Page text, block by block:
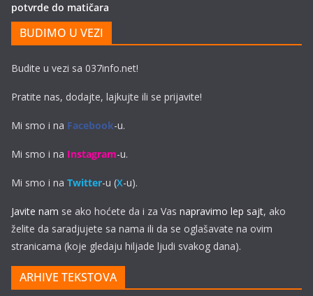
potvrde do matičara
BUDIMO U VEZI
Budite u vezi sa 037info.net!
Pratite nas, dodajte, lajkujte ili se prijavite!
Mi smo i na Facebook-u.
Mi smo i na Instagram-u.
Mi smo i na Twitter-u (X-u).
Javite nam se ako hoćete da i za Vas napravimo lep sajt, ako
želite da saradjujete sa nama ili da se oglašavate na ovim
stranicama (koje gledaju hiljade ljudi svakog dana).
ARHIVE TEKSTOVA